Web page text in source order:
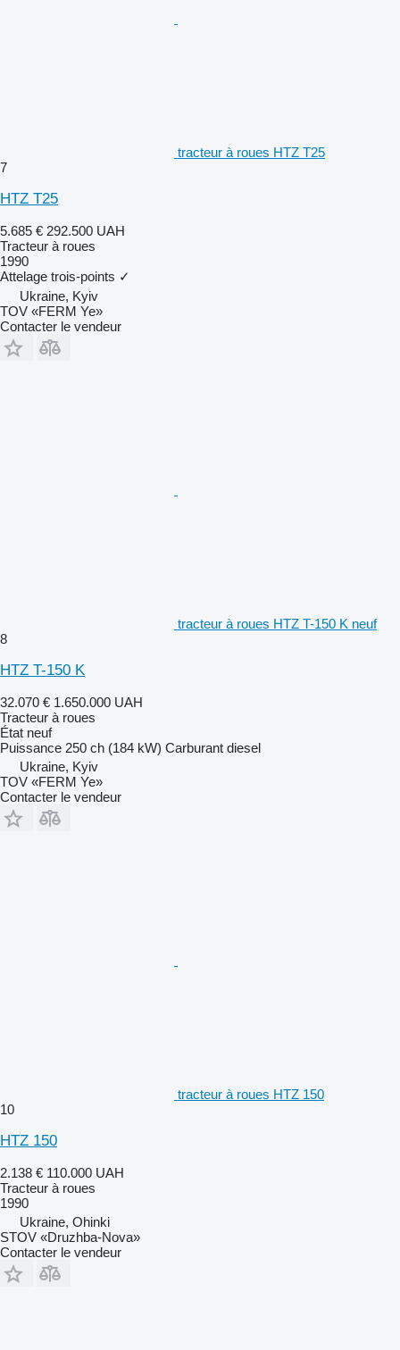
tracteur à roues HTZ T25
7
HTZ T25
5.685 € 292.500 UAH
Tracteur à roues
1990
Attelage trois-points ✓
Ukraine, Kyiv
TOV «FERM Ye»
Contacter le vendeur
tracteur à roues HTZ T-150 K neuf
8
HTZ T-150 K
32.070 € 1.650.000 UAH
Tracteur à roues
État neuf
Puissance 250 ch (184 kW) Carburant diesel
Ukraine, Kyiv
TOV «FERM Ye»
Contacter le vendeur
tracteur à roues HTZ 150
10
HTZ 150
2.138 € 110.000 UAH
Tracteur à roues
1990
Ukraine, Ohinki
STOV «Druzhba-Nova»
Contacter le vendeur